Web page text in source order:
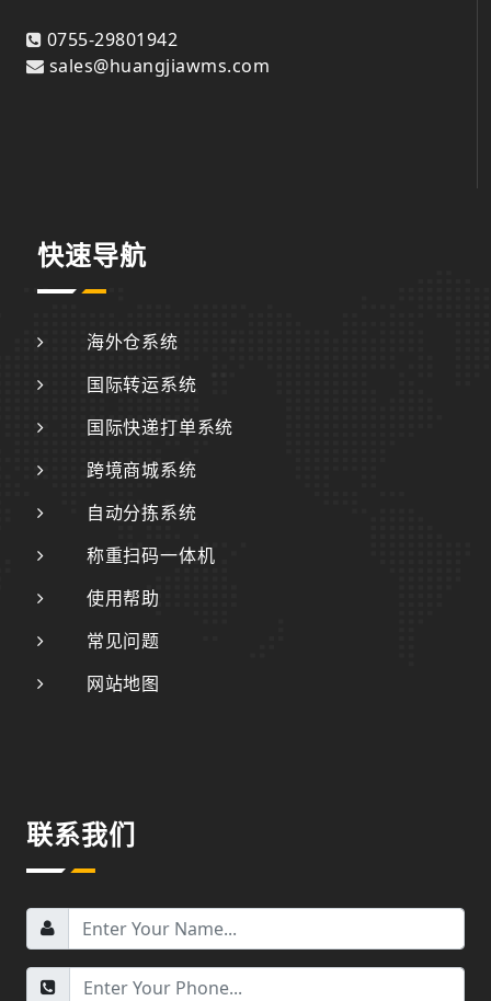
0755-29801942
sales@huangjiawms.com
快速导航
海外仓系统
国际转运系统
国际快递打单系统
跨境商城系统
自动分拣系统
称重扫码一体机
使用帮助
常见问题
网站地图
联系我们